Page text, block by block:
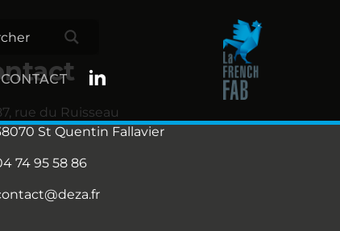
CONTACT
rue du Ruisseau
St Quentin Fallavier
74 95 58 86